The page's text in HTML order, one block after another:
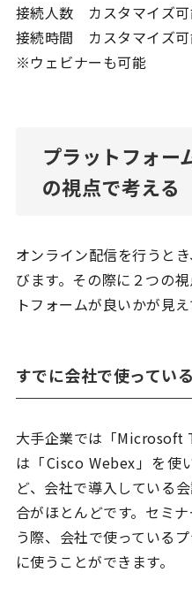
接続人数 カスタマイズ
接続時間 カスタマイズ
※ウェビナーも可能
プラットフォー
の視点で考える
オンライン配信を行うと
びます。その際に２つの
トフォームが良いかが見え
すでに会社で使ってい
大手企業では「Microsoft
は「Cisco Webex」を
ど、会社で導入している
合がほとんどです。セミ
う際、会社で使っている
に使うことができます。